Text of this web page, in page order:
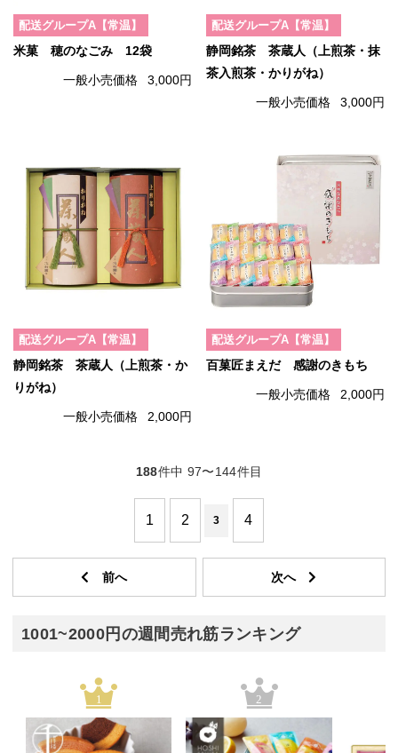
配送グループA【常温】
米菓 穂のなごみ 12袋
一般小売価格 3,000円
配送グループA【常温】
静岡銘茶 茶蔵人（上煎茶・抹
茶入煎茶・かりがね）
一般小売価格 3,000円
配送グループA【常温】
静岡銘茶 茶蔵人（上煎茶・か
りがね）
一般小売価格 2,000円
配送グループA【常温】
百菓匠まえだ 感謝のきもち
一般小売価格 2,000円
188件中 97〜144件目
1 2 3 4
1001~2000円の週間売れ筋ランキング
1 2